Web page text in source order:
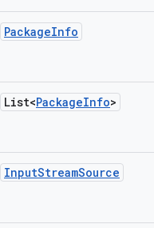
PackageInfo
List<PackageInfo>
InputStreamSource